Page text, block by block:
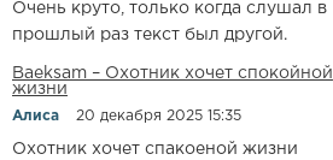
Очень круто, только когда слушал в
прошлый раз текст был другой.
Baeksam – Охотник хочет спокойной
жизни
Алиса 20 декабря 2025 15:35
Охотник хочет спакоеной жизни